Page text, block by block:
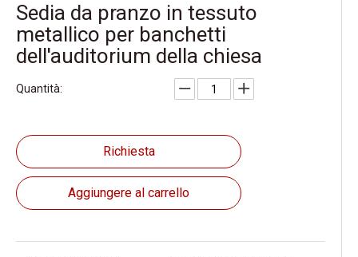
Sedia da pranzo in tessuto
metallico per banchetti
dell'auditorium della chiesa
Quantità:
Richiesta
Aggiungere al carrello